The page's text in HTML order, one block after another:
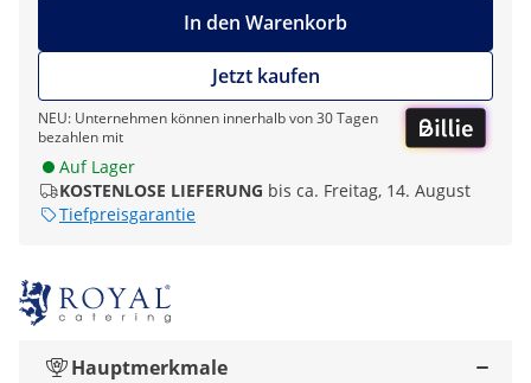
In den Warenkorb
Jetzt kaufen
NEU: Unternehmen können innerhalb von 30 Tagen
bezahlen mit
Auf Lager
KOSTENLOSE LIEFERUNG bis ca. Freitag, 14. August
Tiefpreisgarantie
Hauptmerkmale